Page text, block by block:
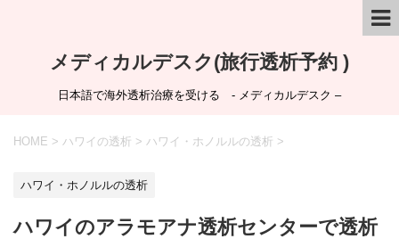
メディカルデスク(旅行透析予約 )
日本語で海外透析治療を受ける - メディカルデスク –
HOME > ハワイの透析 > ハワイ・ホノルルの透析 >
ハワイ・ホノルルの透析
ハワイのアラモアナ透析センターで透析